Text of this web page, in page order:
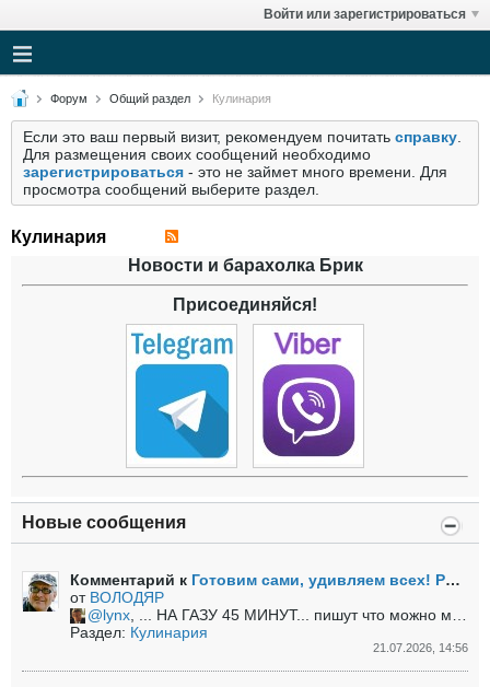
Войти или зарегистрироваться
Форум Общий раздел Кулинария
Если это ваш первый визит, рекомендуем почитать справку
Для размещения своих сообщений необходимо
зарегистрироваться - это не займет много времени. Для
просмотра сообщений выберите раздел.
Кулинария
Новости и барахолка Брик
Присоединяйся!
Новые сообщения
Комментарий к Готовим сами, удивляем всех! Рецепты.
от ВОЛОДЯР
lynx , ... НА ГАЗУ 45 МИНУТ... пишут что можно меньше... но для надёжности прокатит......
Раздел: Кулинария
21.07.2026, 14:56